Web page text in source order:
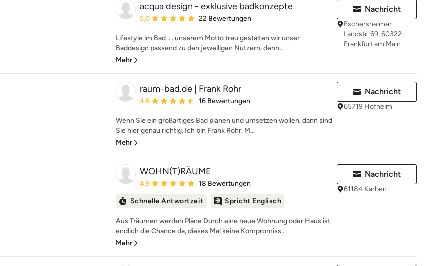
acqua design - exklusive badkonzepte
Durchschnittliche Bewertung: 5 von 5 Sternen
5,0 22 Bewertungen
Lifestyle im Bad .....unserem Motto treu gestalten wir unser
Baddesign passend zu den jeweiligen Nutzern, denn...
Mehr
Nachricht
Eschersheimer
Landstr. 69, 60322
Frankfurt am Main
raum-bad.de | Frank Rohr
Durchschnittliche Bewertung: 4.6 von 5 Sternen
4,6 16 Bewertungen
Wenn Sie ein großartiges Bad planen und umsetzen wollen, dann sind
Sie hier genau richtig. Ich bin Frank Rohr. M...
Mehr
Nachricht
65719 Hofheim
WOHN(T)RÄUME
Durchschnittliche Bewertung: 4.9 von 5 Sternen
4,9 18 Bewertungen
Schnelle Antwortzeit Spricht Englisch
Aus Träumen werden Pläne Durch eine neue Wohnung oder Haus ist
endlich die Chance da, dieses Mal keine Kompromiss...
Mehr
Nachricht
61184 Karben